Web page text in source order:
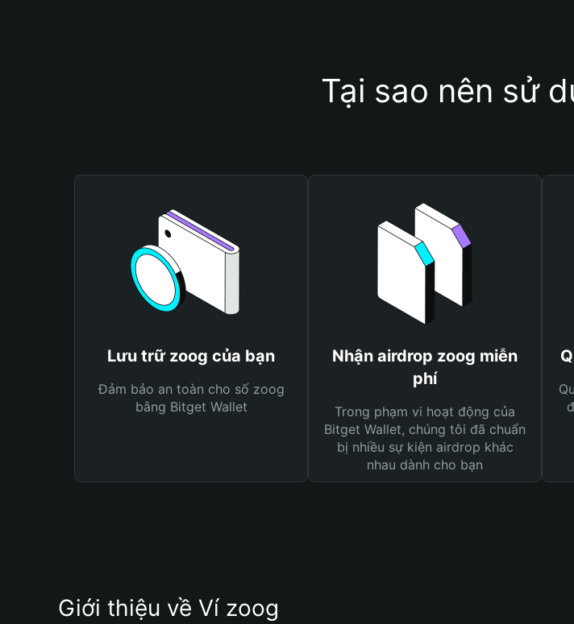
Tại sao nên sử
Lưu trữ zoog của bạn
Đảm bảo an toàn cho số zoog
bằng Bitget Wallet
Nhận airdrop zoog miễn
phí
Trong phạm vi hoạt động của
Bitget Wallet, chúng tôi đã chuẩn
bị nhiều sự kiện airdrop khác
nhau dành cho bạn
Giới thiệu về Ví zoog